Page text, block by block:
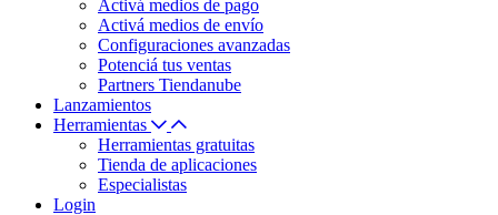
Activá medios de pago
Activá medios de envío
Configuraciones avanzadas
Potenciá tus ventas
Partners Tiendanube
Lanzamientos
Herramientas
Herramientas gratuitas
Tienda de aplicaciones
Especialistas
Login